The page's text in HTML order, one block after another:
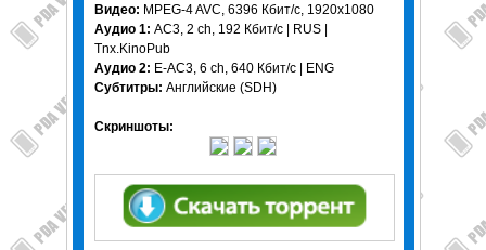
Видео: MPEG-4 AVC, 6396 Кбит/c, 1920x1080
Аудио 1: AC3, 2 ch, 192 Кбит/с | RUS |
Tnx.KinoPub
Аудио 2: E-АС3, 6 ch, 640 Кбит/с | ENG
Субтитры: Английские (SDH)
Скриншоты: